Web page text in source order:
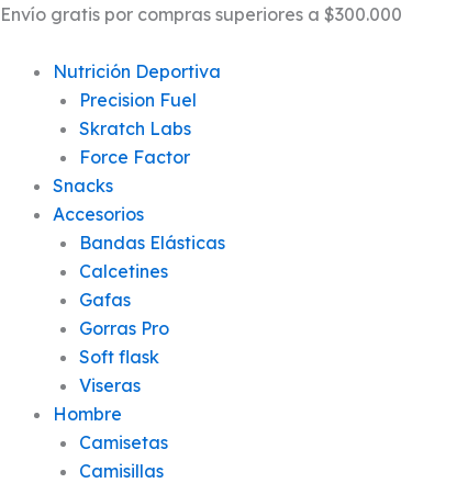
Ir
contenido
Envío gratis por compras superiores a $300.000
Nutrición Deportiva
Precision Fuel
Skratch Labs
Force Factor
Snacks
Accesorios
Bandas Elásticas
Calcetines
Gafas
Gorras Pro
Soft flask
Viseras
Hombre
Camisetas
Camisillas
Búsqueda SHORT
MARRON
cantidad